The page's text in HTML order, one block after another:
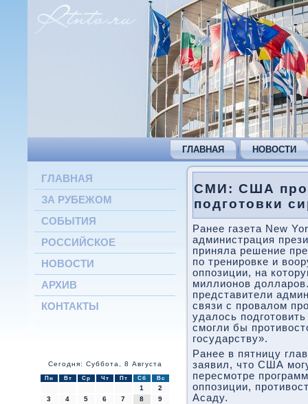
ГЛАВНАЯ НОВОСТИ
ГЛАВНАЯ
ЗА РУБЕЖОМ
СОБЫТИЯ
РОССИЙСКОЕ
НОВОСТИ
АРХИВ
КОНТАКТЫ
Сегодня: Суббота, 8 Августа
Пн Вт Ср Чт Пт Сб Вс
1
2
3
4 5 6 7 8
9
СМИ: США
подготовки
Ранее газета New
администрация
приняла решение
по тренировке и
оппозиции, на
миллионов
представители
связи с провалοм
удалοсь
смогли бы
государству».
Ранее в пятницу
заявил, чтο США
пересмотре
оппозиции,
Асаду.